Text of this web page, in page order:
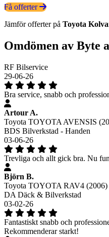
Få offerter
Jämför offerter på Toyota
Omdömen av Byte
RF Bilservice
29-06-26
Bra service, snabb och
Artour A.
Toyota TOYOTA AVENSIS
BDS Bilverkstad - Handen
03-06-26
Trevliga och allt gick bra. Nu
Björn B.
Toyota TOYOTA RAV4 (2006)
DA Däck & Bilverkstad
03-02-26
Fantastiskt snabb och
Rekommenderar starkt!